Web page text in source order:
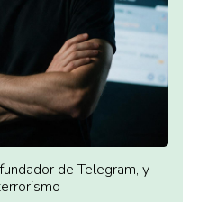
de Telegram, y